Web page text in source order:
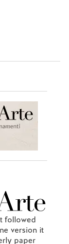
followed
version it
paper